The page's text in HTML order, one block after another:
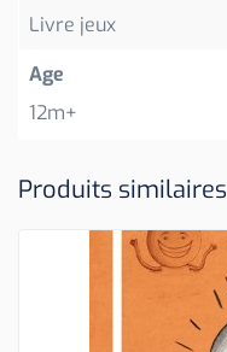
Livre jeux
Age
12m+
Produits similaires